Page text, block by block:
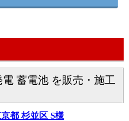
蓄電池 を販売・施工
都 杉並区 S様